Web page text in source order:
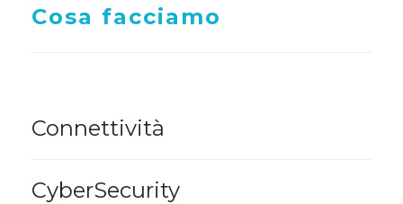
Cosa facciamo
Connettività
CyberSecurity